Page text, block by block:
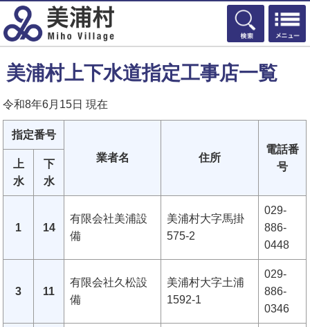
検索
美浦村上下水道指定工事店一覧
令和8年6月15日 現在
指定番号
業者名
住所
電話番
号
上
水
下
水
1 14
有限会社美浦設
備
美浦村大字馬掛
575-2
029-
886-
0448
3 11
有限会社久松設
備
美浦村大字土浦
1592-1
029-
886-
0346